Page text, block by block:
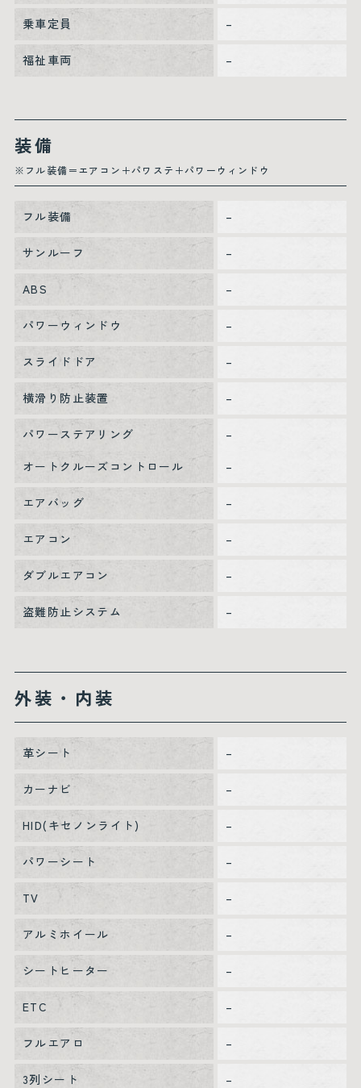
乗車定員 –
福祉車両 –
装備
※フル装備＝エアコン＋パワステ＋パワーウィンドウ
フル装備 –
サンルーフ –
ABS –
パワーウィンドウ –
スライドドア –
横滑り防止装置 –
パワーステアリング
–
オートクルーズコントロール
–
エアバッグ –
エアコン –
ダブルエアコン –
盗難防止システム –
外装・内装
革シート –
カーナビ –
HID(キセノンライト) –
パワーシート –
TV –
アルミホイール –
シートヒーター –
ETC –
フルエアロ –
3列シート
–